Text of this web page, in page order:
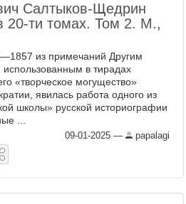
Салтыков-Щедрин
20-ти томах. Том 2. М.,
из примечаний Другим
использованным в тирадах
«творческое могущество»
явилась работа одного из
школы» русской историографии
...
09-01-2025 — papalagi